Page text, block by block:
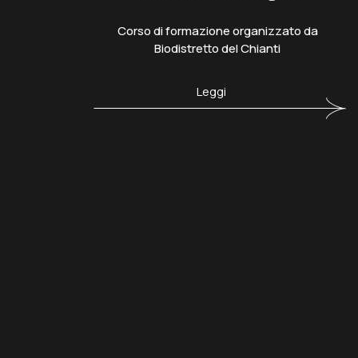
Corso di formazione organizzato da
Biodistretto del Chianti
Leggi